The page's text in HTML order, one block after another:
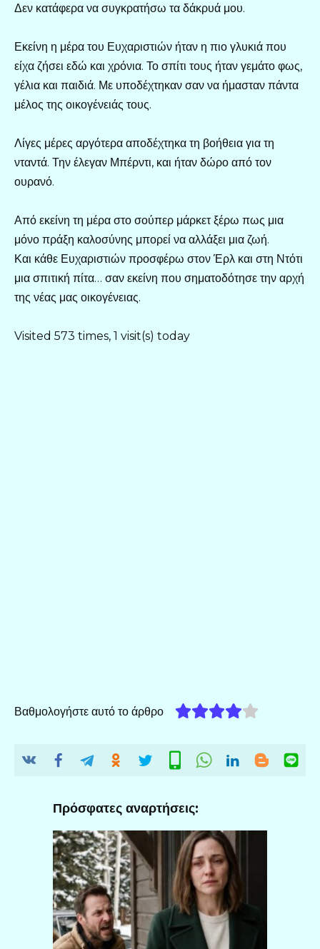
Δεν κατάφερα να συγκρατήσω τα δάκρυά μου.
Εκείνη η μέρα του Ευχαριστιών ήταν η πιο γλυκιά που
είχα ζήσει εδώ και χρόνια. Το σπίτι τους ήταν γεμάτο φως,
γέλια και παιδιά. Με υποδέχτηκαν σαν να ήμασταν πάντα
μέλος της οικογένειάς τους.
Λίγες μέρες αργότερα αποδέχτηκα τη βοήθεια για τη
νταντά. Την έλεγαν Μπέρντι, και ήταν δώρο από τον
ουρανό.
Από εκείνη τη μέρα στο σούπερ μάρκετ ξέρω πως μια
μόνο πράξη καλοσύνης μπορεί να αλλάξει μια ζωή.
Και κάθε Ευχαριστιών προσφέρω στον Έρλ και στη Ντότι
μια σπιτική πίτα… σαν εκείνη που σηματοδότησε την αρχή
της νέας μας οικογένειας.
Visited 573 times, 1 visit(s) today
Βαθμολογήστε αυτό το άρθρο
Πρόσφατες αναρτήσεις: